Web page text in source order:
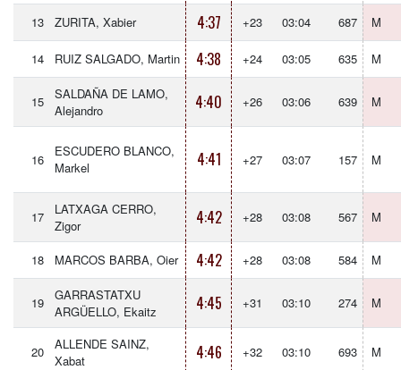
13 ZURITA, Xabier 4:37 +23 03:04 687 M
14 RUIZ SALGADO, Martin 4:38 +24 03:05 635 M
15
SALDAÑA DE LAMO,
Alejandro
4:40 +26 03:06 639 M
16
ESCUDERO BLANCO,
Markel
4:41 +27 03:07 157 M
17
LATXAGA CERRO,
Zigor
4:42 +28 03:08 567 M
18 MARCOS BARBA, Oier 4:42 +28 03:08 584 M
19
GARRASTATXU
ARGÜELLO, Ekaitz
4:45 +31 03:10 274 M
20
ALLENDE SAINZ,
Xabat
4:46 +32 03:10 693 M